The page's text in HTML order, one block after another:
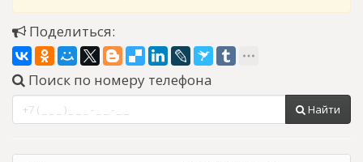
Поделиться:
Поиск по номеру телефона
Найти